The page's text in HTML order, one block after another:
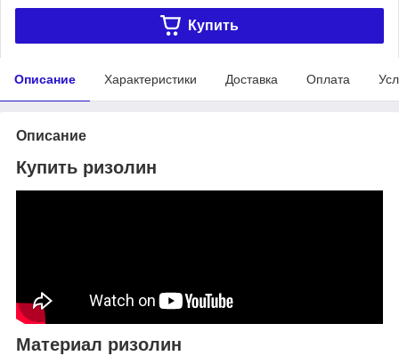
Купить
Описание Характеристики Доставка Оплата
Описание
Купить ризолин
Материал ризолин